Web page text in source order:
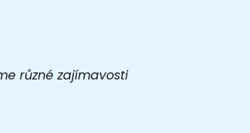
různé zajímavosti